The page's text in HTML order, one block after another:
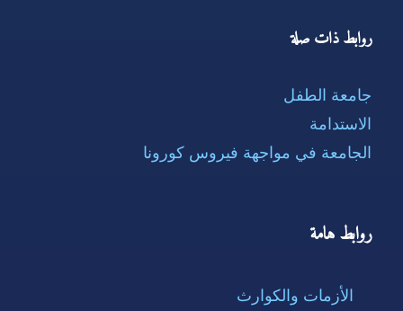
روابط ذات صلة
جامعة الطفل
الاستدامة
الجامعة في مواجهة فيروس كورونا
روابط هامة
الأزمات والكوارث